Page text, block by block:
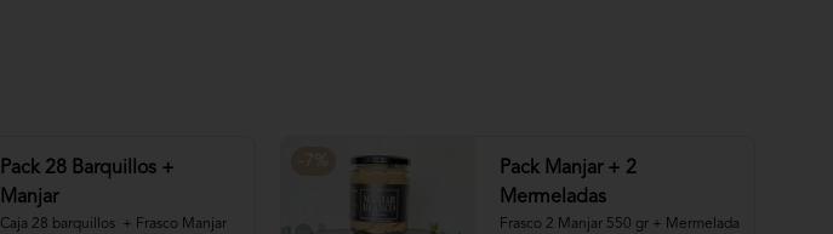
Pack 28 Barquillos +
Manjar
Caja 28 barquillos  + Frasco Manjar
Pack Manjar + 2
Mermeladas
Frasco 2 Manjar 550 gr + Mermelada